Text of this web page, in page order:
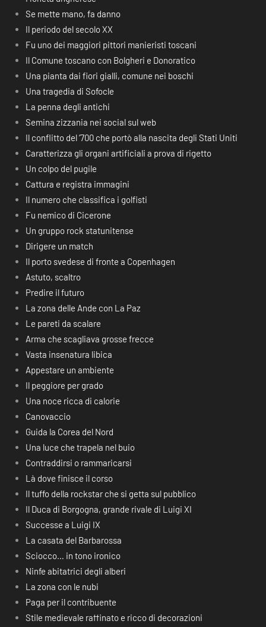
Se mette mano, fa danno
Il periodo del secolo XX
Fu uno dei maggiori pittori manieristi toscani
Il Comune toscano con Bolgheri e Donoratico
Una pianta dai fiori gialli, comune nei boschi
Una tragedia di Sofocle
La penna degli antichi
Semina zizzania nei social sul web
Il conflitto del ‘700 che portò alla nascita degli Stati Uniti
Caratterizza gli organi artificiali a prova di rigetto
Un colpo del pugile
Cattura e registra immagini
Il numero che classifica i golfisti
Fu nemico di Cicerone
Un gruppo rock statunitense
Dirigere un match
Il porto svedese di fronte a Copenhagen
Astuto, scaltro
Predire il futuro
La zona delle Ande con La Paz
Le pareti da scalare
Arma che scagliava grosse frecce
Vasta insenatura libica
Appestare un ambiente
Il peggiore per grado
Una noce ricca di calorie
Canovaccio
Guida la Corea del Nord
Una luce che trapela nel buio
Contraddirsi o rammaricarsi
Là dove finisce il corso
Il tuffo della rockstar che si getta sul pubblico
Il Duca di Borgogna, grande rivale di Luigi XI
Successe a Luigi IX
La casata del Barbarossa
Sciocco… in tono ironico
Ninfe abitatrici degli alberi
La zona con le nubi
Paga per il contribuente
Stile medievale raffinato e ricco di decorazioni